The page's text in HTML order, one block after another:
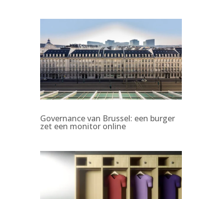
Governance van Brussel: een burger
zet een monitor online